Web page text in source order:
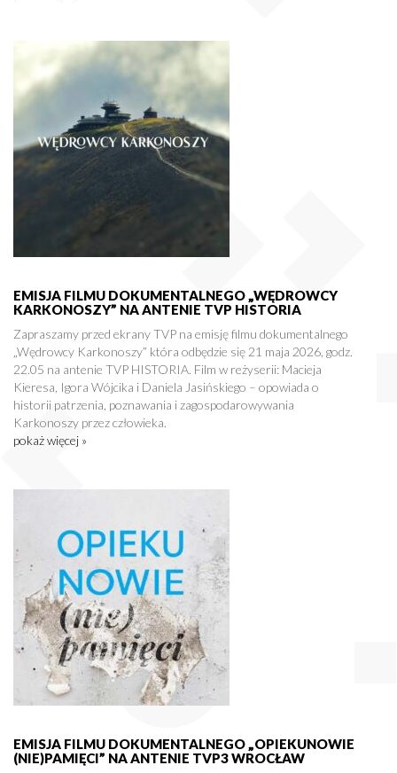
EMISJA FILMU DOKUMENTALNEGO „WĘDROWCY
KARKONOSZY” NA ANTENIE TVP HISTORIA
Zapraszamy przed ekrany TVP na emisję filmu dokumentalnego
„Wędrowcy Karkonoszy” która odbędzie się 21 maja 2026, godz.
22.05 na antenie TVP HISTORIA. Film w reżyserii: Macieja
Kieresa, Igora Wójcika i Daniela Jasińskiego – opowiada o
historii patrzenia, poznawania i zagospodarowywania
Karkonoszy przez człowieka.
pokaż więcej »
EMISJA FILMU DOKUMENTALNEGO „OPIEKUNOWIE
(NIE)PAMIĘCI” NA ANTENIE TVP3 WROCŁAW